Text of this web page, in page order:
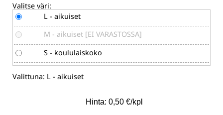
Valitse väri:
L - aikuiset
M - aikuiset [EI VARASTOSSA]
S - koululaiskoko
Valittuna: L - aikuiset
Hinta: 0,50 €/kpl